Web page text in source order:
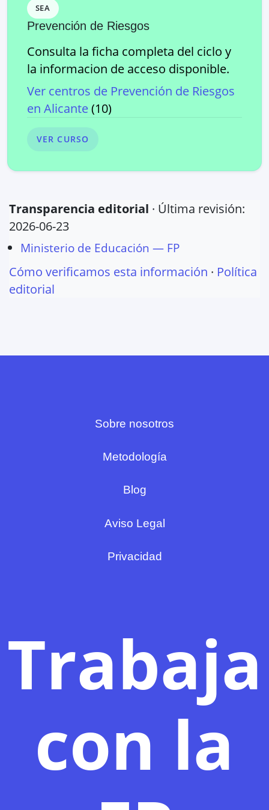
SEA
Prevención de Riesgos
Consulta la ficha completa del ciclo y
la informacion de acceso disponible.
Ver centros de Prevención de Riesgos
en Alicante(10)
VER CURSO
Transparencia editorial · Última revisión:
2026-06-23
Ministerio de Educación — FP
Cómo verificamos esta información · Política
editorial
Sobre nosotros
Metodología
Blog
Aviso Legal
Privacidad
Trabaja
con la